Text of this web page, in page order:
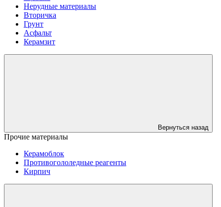
Нерудные материалы
Вторичка
Грунт
Асфальт
Керамзит
Вернуться назад
Прочие материалы
Керамоблок
Противогололедные реагенты
Кирпич